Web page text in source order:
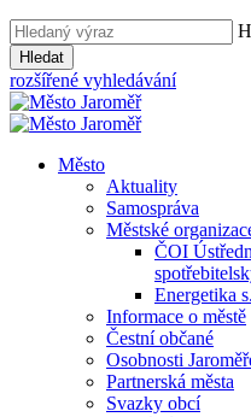
Hledat
rozšířené vyhledávání
Město
Aktuality
Samospráva
Městské
ČOI
Energetika
Informace o městě
Čestní občané
Osobnosti
Partnerská města
Svazky obcí